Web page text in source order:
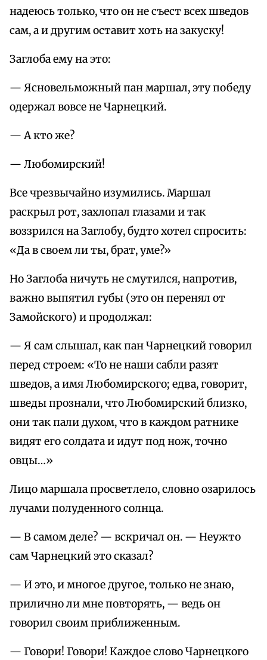
надеюсь только, что он не съест всех шведов
сам, а и другим оставит хоть на закуску!
Заглоба ему на это:
— Ясновельможный пан маршал, эту победу
одержал вовсе не Чарнецкий.
— А кто же?
— Любомирский!
Все чрезвычайно изумились. Маршал
раскрыл рот, захлопал глазами и так
воззрился на Заглобу, будто хотел спросить:
«Да в своем ли ты, брат, уме?»
Но Заглоба ничуть не смутился, напротив,
важно выпятил губы (это он перенял от
Замойского) и продолжал:
— Я сам слышал, как пан Чарнецкий говорил
перед строем: «То не наши сабли разят
шведов, а имя Любомирского; едва, говорит,
шведы прознали, что Любомирский близко,
они так пали духом, что в каждом ратнике
видят его солдата и идут под нож, точно
овцы…»
Лицо маршала просветлело, словно озарилось
лучами полуденного солнца.
— В самом деле? — вскричал он. — Неужто
сам Чарнецкий это сказал?
— И это, и многое другое, только не знаю,
прилично ли мне повторять, — ведь он
говорил своим приближенным.
— Говори! Говори! Каждое слово Чарнецкого